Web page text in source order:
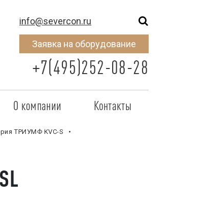
info@severcon.ru
Заявка на оборудование
+7(495)252-08-28
О компании
SEVERCON
Контакты
ТРИУМФ KVC-S